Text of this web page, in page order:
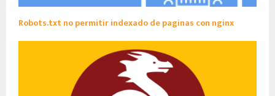
Robots.txt no permitir indexado de paginas con nginx